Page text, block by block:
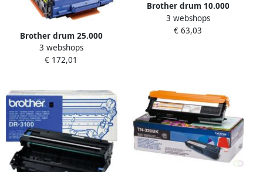
Brother drum 25.000
pagina&apos;s OEM DR-
321CL zwart
3 webshops
€ 172,01
Brother drum 10.000
pagina&apos;s OEM DR-
1050 zwart
3 webshops
€ 63,03